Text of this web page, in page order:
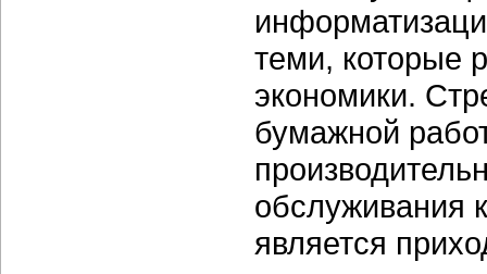
теми, которые
экономики.
бумажной
обслуживания
является